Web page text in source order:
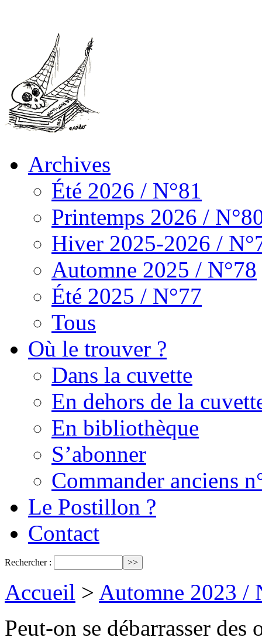
Archives
Été 2026 / N°81
Printemps 2026 /
Hiver 2025-2026 /
Automne 2025 / N°78
Été 2025 / N°77
Tous
Où le trouver ?
Dans la cuvette
En dehors de la
En bibliothèque
S’abonner
Commander anciens
Le Postillon ?
Contact
Rechercher :
Accueil > Automne 2023 /
Peut-on se débarrasser